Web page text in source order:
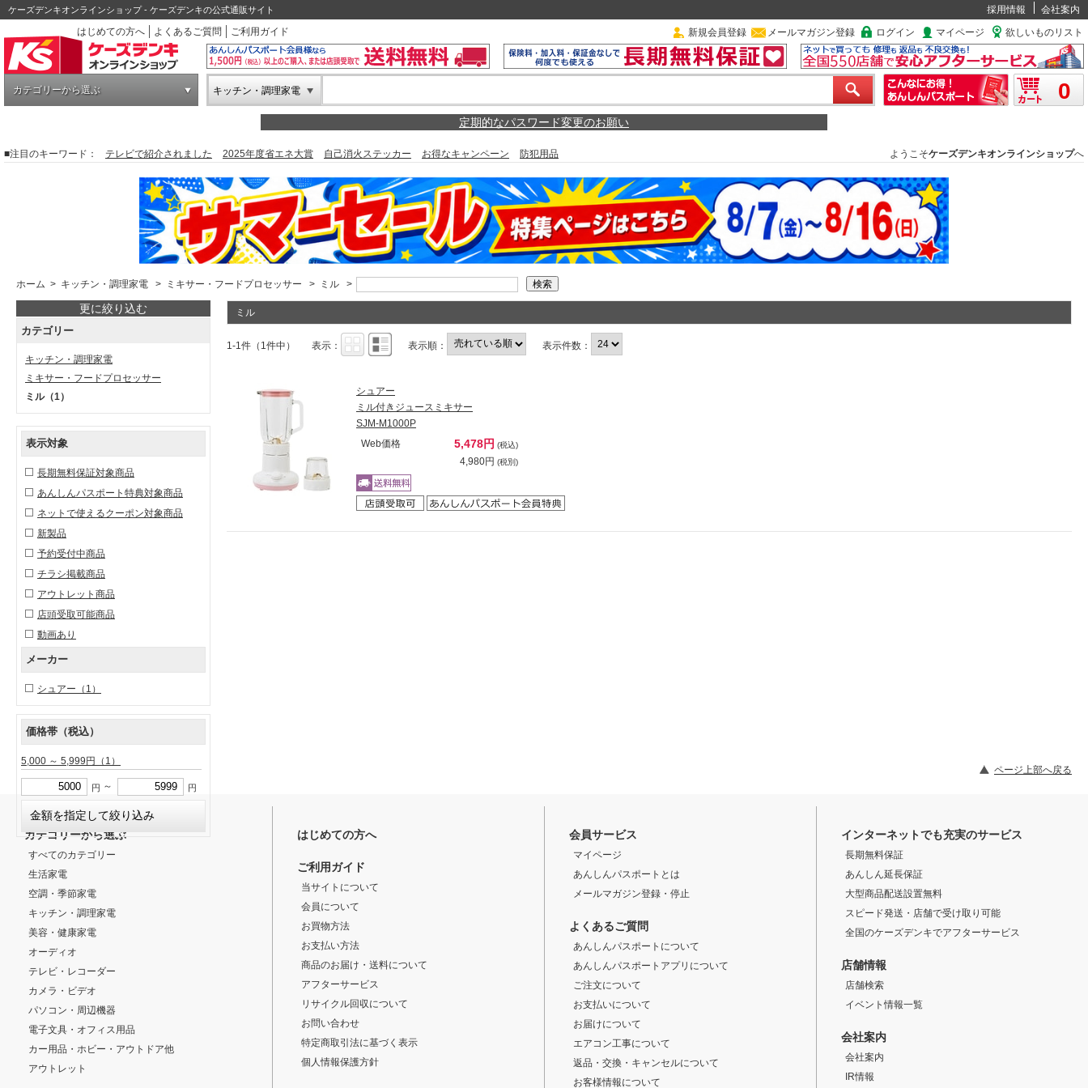
ケーズデンキオンラインショップ - ケーズデンキの公式通販サイト 採用情報
会社案内
はじめての方へ
よくあるご質問 ご利用ガイド 新規会員登録 メールマガジン登録 ログイン マイページ 欲しいものリスト
カテゴリーから選ぶ キッチン・調理家電 0
定期的なパスワード変更のお願い
■注目のキーワード： テレビで紹介されました 2025年度省エネ大賞 自己消火ステッカー お得なキャンペーン 防犯用品 ようこそケーズデンキオンラインショップへ
ホーム > キッチン・調理家電 > ミキサー・フードプロセッサー > ミル >
更に絞り込む
カテゴリー
キッチン・調理家電
ミキサー・フードプロセッサー
ミル（1）
表示対象
長期無料保証対象商品
あんしんパスポート特典対象商品
ネットで使えるクーポン対象商品
新製品
予約受付中商品
チラシ掲載商品
アウトレット商品
店頭受取可能商品
動画あり
メーカー
シュアー （1）
価格帯（税込）
5,000 ～ 5,999円 （1）
円 ～ 円
ミル
1-1件（1件中） 表示： 表示順： 表示件数：
シュアー
ミル付きジュースミキサー
SJM-M1000P
Web価格
5,478円 (税込)
4,980円 (税別)
ページ上部へ戻る
カテゴリーから選ぶ
すべてのカテゴリー
生活家電
空調・季節家電
キッチン・調理家電
美容・健康家電
オーディオ
テレビ・レコーダー
カメラ・ビデオ
パソコン・周辺機器
電子文具・オフィス用品
カー用品・ホビー・アウトドア他
アウトレット
はじめての方へ
ご利用ガイド
当サイトについて
会員について
お買物方法
お支払い方法
商品のお届け・送料について
アフターサービス
リサイクル回収について
お問い合わせ
特定商取引法に基づく表示
個人情報保護方針
会員サービス
マイページ
あんしんパスポートとは
メールマガジン登録・停止
よくあるご質問
あんしんパスポートについて
あんしんパスポートアプリについて
ご注文について
お支払いについて
お届けについて
エアコン工事について
返品・交換・キャンセルについて
お客様情報について
インターネットでも充実のサービス
長期無料保証
あんしん延長保証
大型商品配送設置無料
スピード発送・店舗で受け取り可能
全国のケーズデンキでアフターサービス
店舗情報
店舗検索
イベント情報一覧
会社案内
会社案内
IR情報